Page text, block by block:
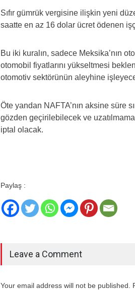
Sıfır gümrük vergisine ilişkin yeni
saatte en az 16 dolar ücret ödenen
Bu iki kuralın, sadece Meksika’nın
otomobil fiyatlarını yükseltmesi
otomotiv sektörünün aleyhine
Öte yandan NAFTA’nın aksine süre
gözden geçirilebilecek ve
iptal olacak.
Paylaş :
Leave a Comment
Your email address will not be published.